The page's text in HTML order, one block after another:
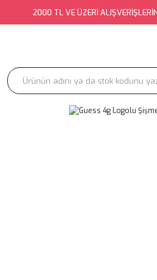
2000 TL VE ÜZERİ